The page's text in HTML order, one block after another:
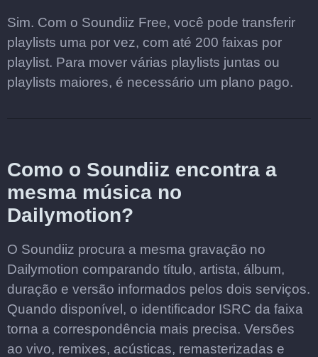
Sim. Com o Soundiiz Free, você pode transferir
playlists uma por vez, com até 200 faixas por
playlist. Para mover várias playlists juntas ou
playlists maiores, é necessário um plano pago.
Como o Soundiiz encontra a
mesma música no
Dailymotion?
O Soundiiz procura a mesma gravação no
Dailymotion comparando título, artista, álbum,
duração e versão informados pelos dois serviços.
Quando disponível, o identificador ISRC da faixa
torna a correspondência mais precisa. Versões
ao vivo, remixes, acústicas, remasterizadas e